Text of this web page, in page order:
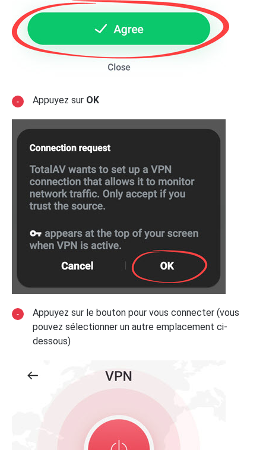
Appuyez sur OK
Appuyez sur le bouton pour vous connecter (vous
pouvez sélectionner un autre emplacement ci-
dessous)